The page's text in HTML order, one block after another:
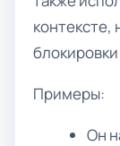
контексте,
Примеры:
Он